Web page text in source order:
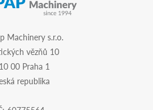
Machinery s.r.o.
vězňů 10
00 Praha 1
republika